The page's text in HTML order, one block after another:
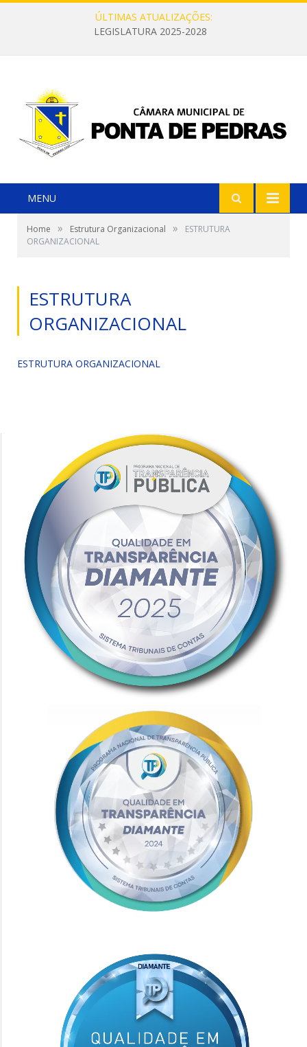
ÚLTIMAS ATUALIZAÇÕES:
LEGISLATURA 2025-2028
MENU
Home » Estrutura Organizacional »
ESTRUTURA
ORGANIZACIONAL
ESTRUTURA
ORGANIZACIONAL
ESTRUTURA ORGANIZACIONAL